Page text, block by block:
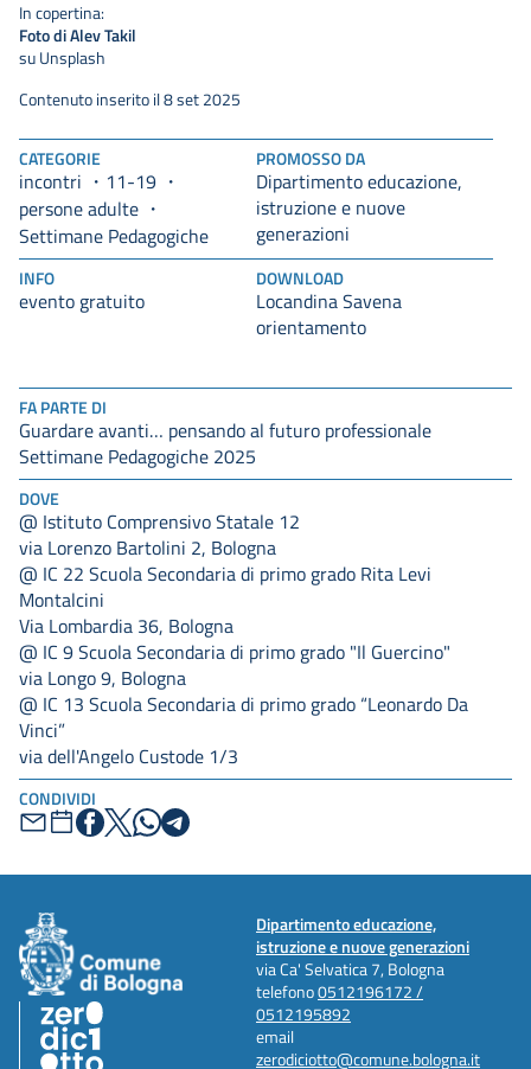
FA PARTE DI
Guardare avanti… pensando al futuro professionale
Settimane Pedagogiche 2025
DOVE
@ Istituto Comprensivo Statale 12
via Lorenzo Bartolini 2, Bologna
@ IC 22 Scuola Secondaria di primo grado Rita Levi
Montalcini
Via Lombardia 36, Bologna
@ IC 9 Scuola Secondaria di primo grado "Il Guercino"
via Longo 9, Bologna
@ IC 13 Scuola Secondaria di primo grado “Leonardo Da
Vinci”
via dell'Angelo Custode 1/3
CONDIVIDI
CATEGORIE
incontri
11-19
persone adulte
Settimane Pedagogiche
PROMOSSO DA
Dipartimento educazione,
istruzione e nuove
generazioni
INFO
evento gratuito
DOWNLOAD
Locandina Savena
orientamento
In copertina:
Foto di Alev Takil
su Unsplash
Contenuto inserito il 8 set 2025
Dipartimento educazione,
istruzione e nuove generazioni
via Ca' Selvatica 7, Bologna
telefono0512196172 /
0512195892
email
zerodiciotto@comune.bologna.it